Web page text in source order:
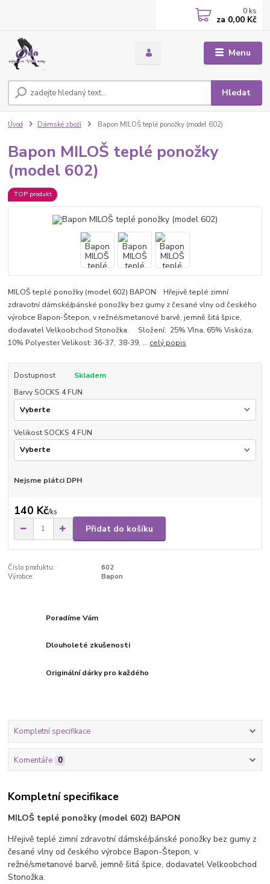
Menu
Hledat
0 ks
za 0,00 Kč
Úvod Dámské zboží Bapon MILOŠ teplé ponožky (model 602)
Bapon MILOŠ teplé ponožky
(model 602)
TOP produkt
MILOŠ teplé ponožky (model 602) BAPON Hřejivě teplé zimní
zdravotní dámské/pánské ponožky bez gumy z česané vlny od českého
výrobce Bapon-Štepon, v režné/smetanové barvě, jemně šitá špice,
dodavatel Velkoobchod Stonožka. Složení: 25% Vlna, 65% Viskóza,
10% Polyester Velikost: 36-37, 38-39, ... celý popis
Dostupnost
Skladem
Barvy SOCKS 4 FUN
Velikost SOCKS 4 FUN
Nejsme plátci DPH
140 Kč/ks
Přidat do košíku
Číslo produktu:
602
Výrobce:
Bapon
Poradíme Vám
Dlouholeté zkušenosti
Originální dárky pro každého
Kompletní specifikace
Komentáře 0
Kompletní specifikace
MILOŠ teplé ponožky (model 602) BAPON
Hřejivě teplé zimní zdravotní dámské/pánské ponožky bez gumy z
česané vlny od českého výrobce Bapon-Štepon, v
režné/smetanové barvě, jemně šitá špice, dodavatel Velkoobchod
Stonožka.